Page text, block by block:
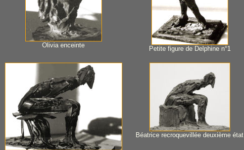
Olivia enceinte Petite figure de Delphine n°1
Béatrice recroquevillée deuxième état